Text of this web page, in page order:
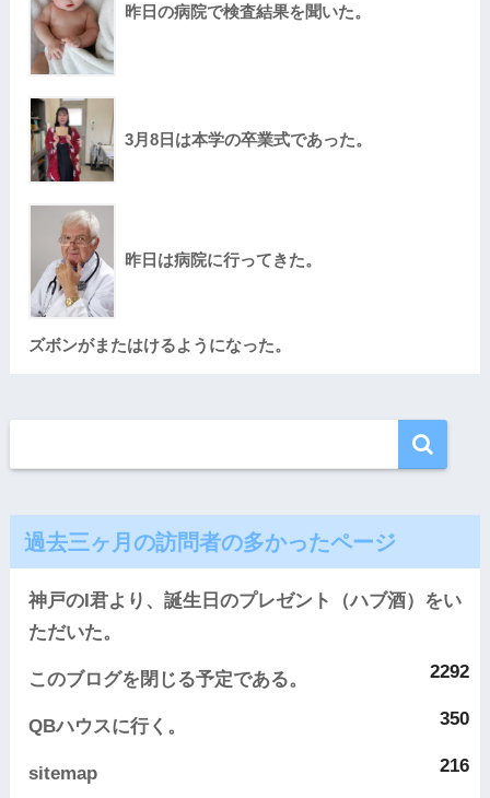
昨日の病院で検査結果を聞いた。
3月8日は本学の卒業式であった。
昨日は病院に行ってきた。
ズボンがまたはけるようになった。
過去三ヶ月の訪問者の多かったページ
神戸のI君より、誕生日のプレゼント（ハブ酒）をい
ただいた。
2292
このブログを閉じる予定である。
350
QBハウスに行く。
216
sitemap